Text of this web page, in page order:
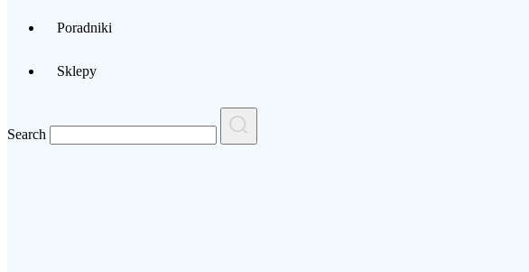
Poradniki
Sklepy
Search